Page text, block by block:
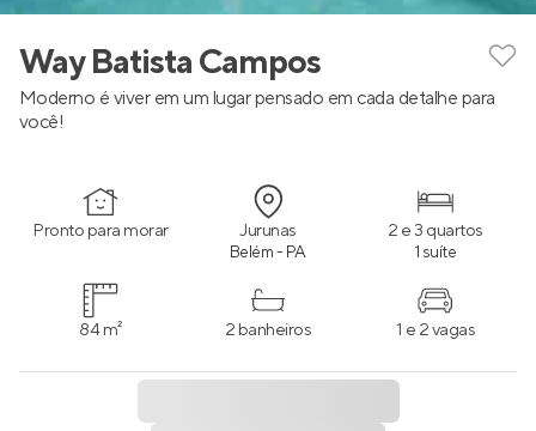
Way Batista Campos
Moderno é viver em um lugar pensado em cada detalhe para
você!
Pronto para morar Jurunas
Belém - PA
2 e 3 quartos
1 suíte
84 m² 2 banheiros 1 e 2 vagas